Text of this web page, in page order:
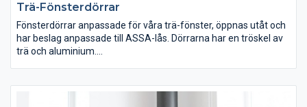
Trä-Fönsterdörrar
Fönsterdörrar anpassade för våra trä-fönster, öppnas utåt och
har beslag anpassade till ASSA-lås. Dörrarna har en tröskel av
trä och aluminium.
och undvika att skrapa och måla ditt fönster skall du välja trä-